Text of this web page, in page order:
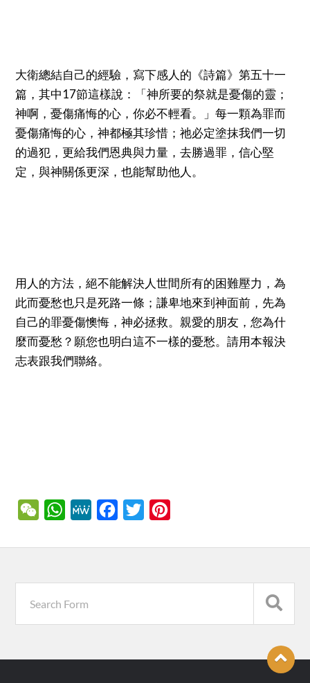
大衛總結自己的經驗，寫下感人的《詩篇》第五十一
篇，其中17節這樣說：「神所要的祭就是憂傷的靈；
神啊，憂傷痛悔的心，你必不輕看。」每一顆為罪而
憂傷痛悔的心，神都極其珍惜；祂必定塗抹我們一切
的過犯，更給我們恩典與力量，去勝過罪，信心堅
定，與神關係更深，也能幫助他人。
用人的方法，絕不能解決人世間所有的困難壓力，為
此而憂愁也只是死路一條；謙卑地來到神面前，先為
自己的罪憂傷懊悔，神必拯救。親愛的朋友，您為什
麼而憂愁？願您也明白這不一樣的憂愁。請用本報決
志表跟我們聯絡。
WeChatWhatsApp
MeWe Facebook
Twitter